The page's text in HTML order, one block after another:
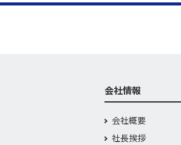
会社情報
会社概要
社長挨拶